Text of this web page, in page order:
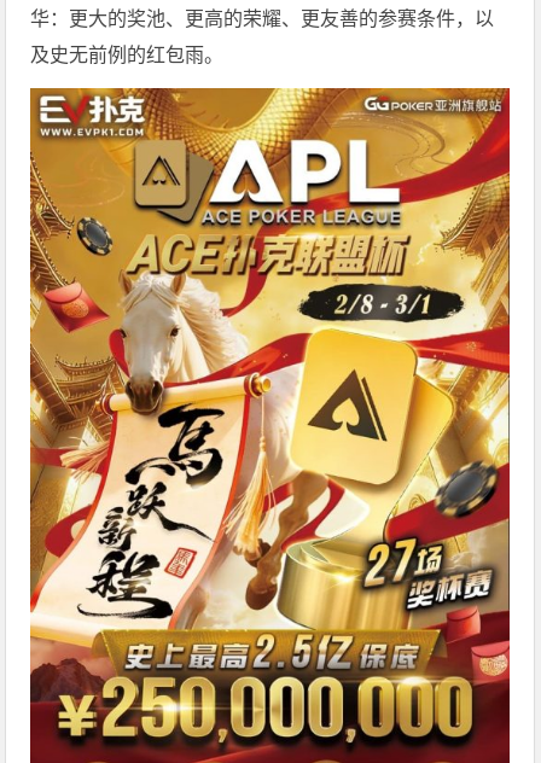
华：更大的奖池、更高的荣耀、更友善的参赛条件，以
及史无前例的红包雨。